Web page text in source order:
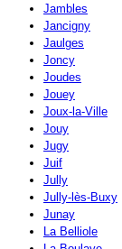
Jambles
Jancigny
Jaulges
Joncy
Joudes
Jouey
Joux-la-Ville
Jouy
Jugy
Juif
Jully
Jully-lès-Buxy
Junay
La Belliole